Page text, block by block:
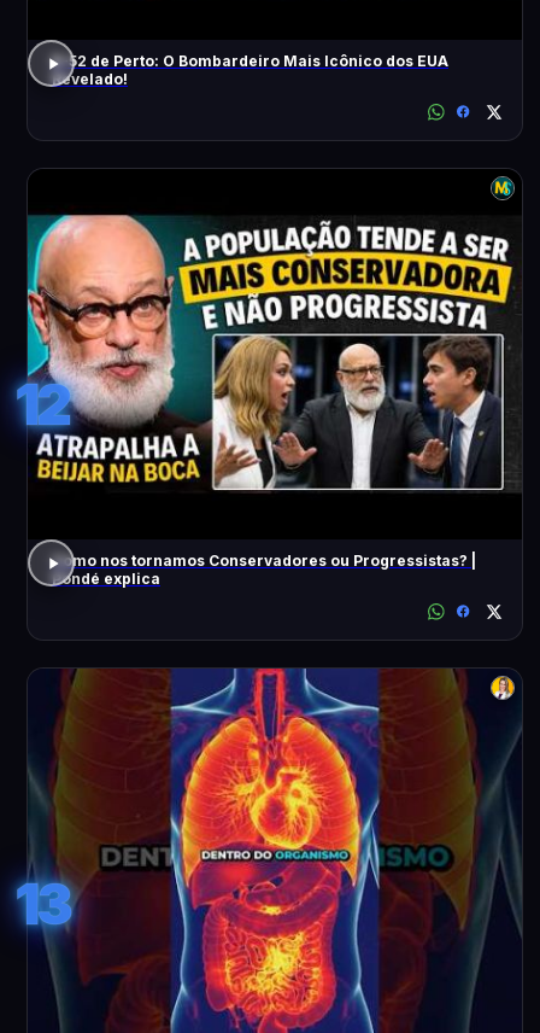
B-52 de Perto: O Bombardeiro Mais Icônico dos EUA
Revelado!
12
Como nos tornamos Conservadores ou Progressistas? |
Pondé explica
13